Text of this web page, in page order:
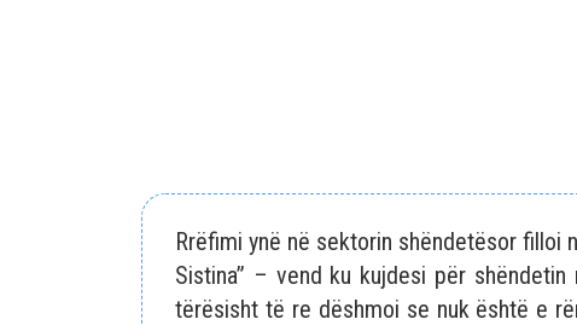
Rrëfimi ynë në sektorin shëndetësor filloi
Sistina” – vend ku kujdesi për
tërësisht të re dëshmoi se nuk është e